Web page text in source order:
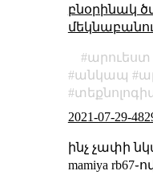
բնօրինակ
արուեստ
անկապ
2021-07-29-
ինչ չափի
mamiya